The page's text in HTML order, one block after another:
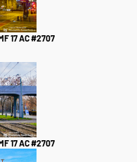
17 AC #2707
17 AC #2707